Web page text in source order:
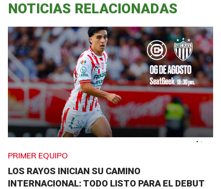
NOTICIAS RELACIONADAS
PRIMER EQUIPO
LOS RAYOS INICIAN SU CAMINO
INTERNACIONAL: TODO LISTO PARA EL DEBUT